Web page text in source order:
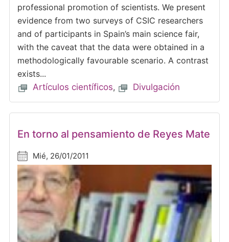
professional promotion of scientists. We present
evi­dence from two surveys of CSIC researchers
and of participants in Spain’s main science fair,
with the caveat that the data were obtained in a
method­ologically favourable scenario. A contrast
exists...
Artículos científicos, Divulgación
En torno al pensamiento de Reyes Mate
Mié, 26/01/2011